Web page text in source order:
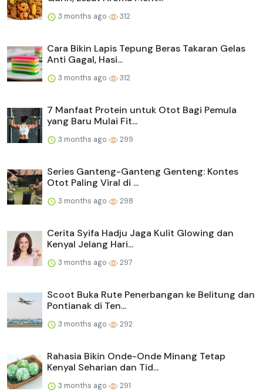
3 months ago 312
Cara Bikin Lapis Tepung Beras Takaran Gelas
Anti Gagal, Hasi...
3 months ago 312
7 Manfaat Protein untuk Otot Bagi Pemula
yang Baru Mulai Fit...
3 months ago 299
Series Ganteng-Ganteng Genteng: Kontes
Otot Paling Viral di ...
3 months ago 298
Cerita Syifa Hadju Jaga Kulit Glowing dan
Kenyal Jelang Hari...
3 months ago 297
Scoot Buka Rute Penerbangan ke Belitung dan
Pontianak di Ten...
3 months ago 292
Rahasia Bikin Onde-Onde Minang Tetap
Kenyal Seharian dan Tid...
3 months ago 291